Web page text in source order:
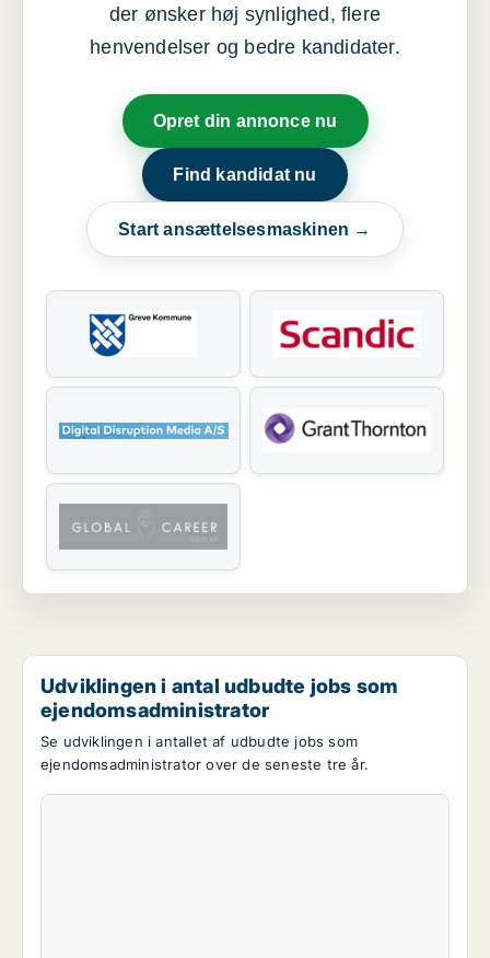
der ønsker høj synlighed, flere
henvendelser og bedre kandidater.
Opret din annonce nu
Find kandidat nu
Start ansættelsesmaskinen →
Udviklingen i antal udbudte jobs som
ejendomsadministrator
Se udviklingen i antallet af udbudte jobs som
ejendomsadministrator over de seneste tre år.